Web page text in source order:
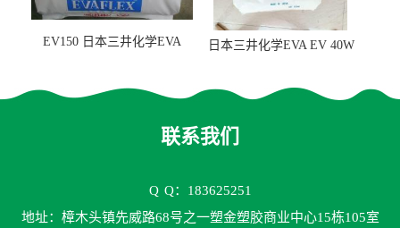
EV150 日本三井化学EVA
日本三井化学EVA EV 40W
联系我们
Q Q：183625251
地址：樟木头镇先威路68号之一塑金塑胶商业中心15栋105室